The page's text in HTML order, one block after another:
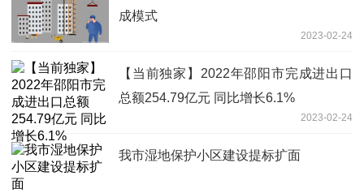
成模式
2023-02-24
【当前独家】2022年邵阳市完成进出口
总额254.79亿元 同比增长6.1%
2023-02-24
我市湿地保护小区建设提标扩面